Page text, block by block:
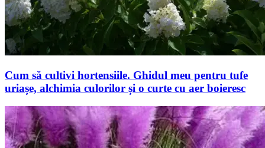
Cum să cultivi hortensiile. Ghidul meu pentru tufe
uriașe, alchimia culorilor și o curte cu aer boieresc